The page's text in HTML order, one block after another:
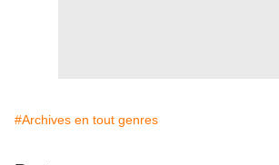
#Archives en tout genres